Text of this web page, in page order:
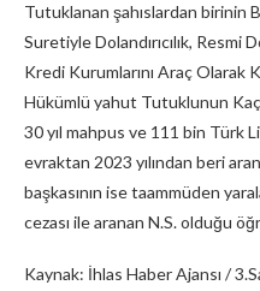
Tutuklanan şahıslardan birinin
Suretiyle Dolandırıcılık,
Kredi Kurumlarını Araç Olarak
Hükümlü yahut Tutuklunun
30 yıl mahpus ve 111 bin Türk
evraktan 2023 yılından beri
başkasının ise taammüden
cezası ile aranan N.S. olduğu
Kaynak: İhlas Haber Ajansı /